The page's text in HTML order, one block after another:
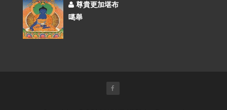
尊貴更加堪布
噶舉